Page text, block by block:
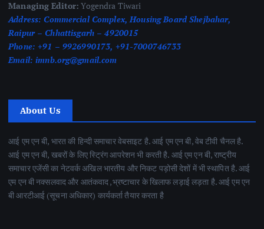
Managing Editor: Yogendra Tiwari
Address: Commercial Complex, Housing Board Shejbahar,
Raipur – Chhattisgarh – 4920015
Phone: +91 – 9926990173, +91-7000746733
Email: imnb.org@gmail.com
About Us
आई एम एन बी, भारत की हिन्दी समाचार वेबसाइट है. आई एम एन बी, वेब टीवी चैनल है.
आई एम एन बी, खबरों के लिए स्ट्रिंग आपरेशन भी करती है. आई एम एन बी, राष्ट्रीय
समाचार एजेंसी का नेटवर्क अखिल भारतीय और निकट पड़ोसी देशों में भी स्थापित है. आई
एम एन बी नक्सलवाद और आतंकवाद ,भ्रष्टाचार के खिलाफ लड़ाई लड़ता है. आई एम एन
बी आरटीआई (सूचना अधिकार) कार्यकर्ता तैयार करता है